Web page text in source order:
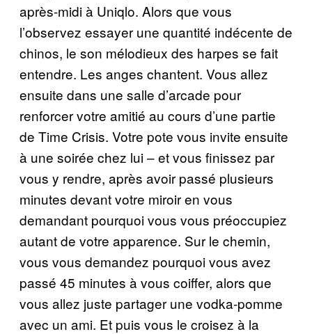
après-midi à Uniqlo. Alors que vous
l’observez essayer une quantité indécente de
chinos, le son mélodieux des harpes se fait
entendre. Les anges chantent. Vous allez
ensuite dans une salle d’arcade pour
renforcer votre amitié au cours d’une partie
de Time Crisis. Votre pote vous invite ensuite
à une soirée chez lui – et vous finissez par
vous y rendre, après avoir passé plusieurs
minutes devant votre miroir en vous
demandant pourquoi vous vous préoccupiez
autant de votre apparence. Sur le chemin,
vous vous demandez pourquoi vous avez
passé 45 minutes à vous coiffer, alors que
vous allez juste partager une vodka-pomme
avec un ami. Et puis vous le croisez à la